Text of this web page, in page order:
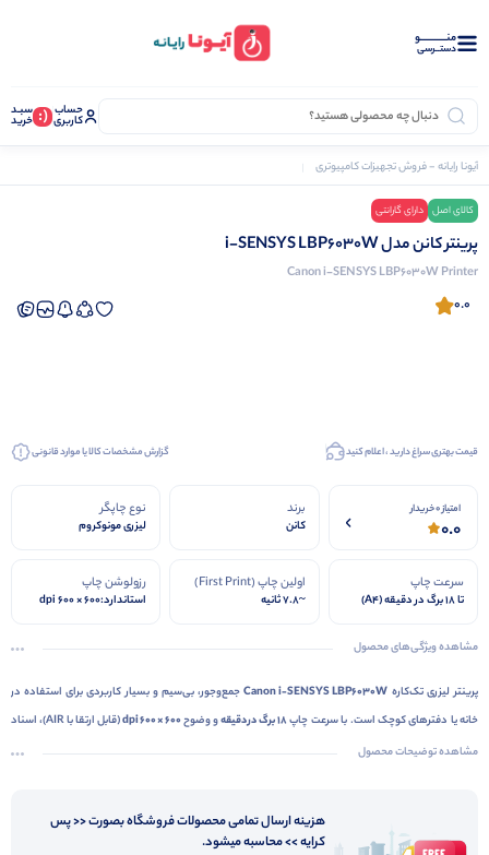
منــــــــــــو
دستــرسی
حساب
کاربری (: سبـد
خرید
آیونا رایانه - فروش تجهیزات کامپیوتری
کالای اصل دارای گارانتی
پرینتر کانن مدل i-SENSYS LBP6030W
Canon i-SENSYS LBP6030W Printer
0.0
قیمت بهتری سراغ دارید ، اعلام کنید گزارش مشخصات کالا یا موارد قانونی
امتیاز 0 خریدار
0.0
برند
کانن
نوع چاپگر
لیزری مونوکروم
سرعت چاپ
تا ۱۸ برگ در دقیقه (A4)
اولین چاپ (First Print)
~۷.۸ ثانیه
رزولوشن چاپ
استاندارد:600 × 600 dpi
مشاهده ویژگی‌های محصول
پرینتر لیزری تک‌کاره Canon i‑SENSYS LBP6030Wجمع‌وجور، بی‌سیم و بسیار کاربردی برای استفاده در
خانه یا دفترهای کوچک است. با سرعت چاپ۱۸ برگ در دقیقه و وضوح۶۰۰ × ۶۰۰ dpi
(قابل ارتقا با AIR)، اسناد
سیاه‌وسفید را با کیفیت مناسبی ارائه می‌دهد. سینی ورودی آن ظرفیت۱۵۰ برگ
دارد و اولین صفحه را در
چاپی روزانه است.
مشاهده توضیحات محصول
هزینه ارسال تمامی محصولات فروشگاه بصورت << پس
کرایه >> محاسبه میشود.